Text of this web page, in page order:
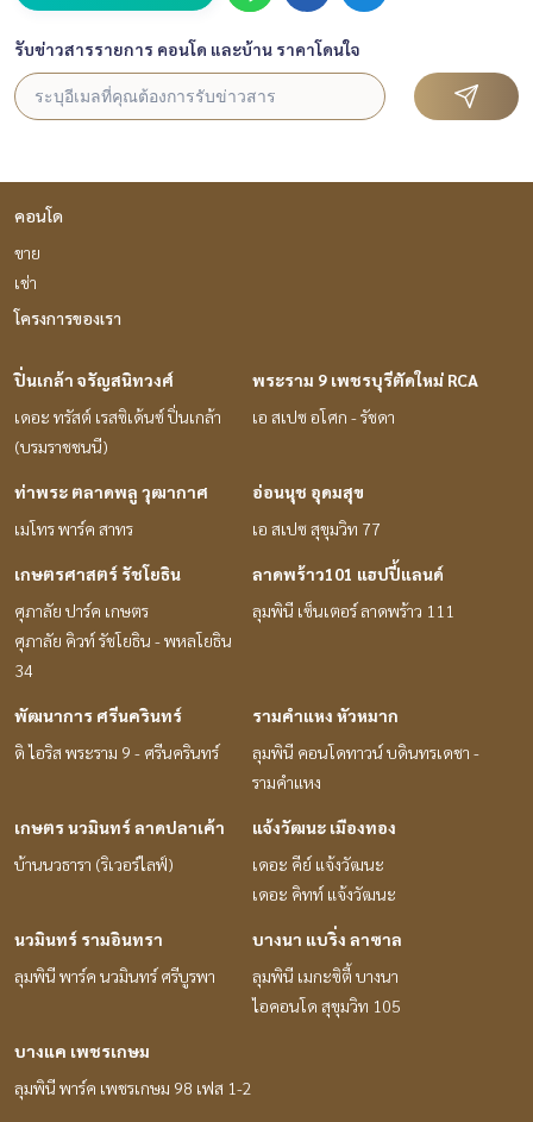
รับข่าวสารรายการ คอนโด และบ้าน ราคาโดนใจ
คอนโด
ขาย
เช่า
โครงการของเรา
ปิ่นเกล้า จรัญสนิทวงศ์
เดอะ ทรัสต์ เรสซิเด้นซ์ ปิ่นเกล้า
(บรมราชชนนี)
พระราม 9 เพชรบุรีตัดใหม่ RCA
เอ สเปซ อโศก - รัชดา
ท่าพระ ตลาดพลู วุฒากาศ
เมโทร พาร์ค สาทร
อ่อนนุช อุดมสุข
เอ สเปซ สุขุมวิท 77
เกษตรศาสตร์ รัชโยธิน
ศุภาลัย ปาร์ค เกษตร
ศุภาลัย คิวท์ รัชโยธิน - พหลโยธิน
34
ลาดพร้าว101 แฮปปี้แลนด์
ลุมพินี เซ็นเตอร์ ลาดพร้าว 111
พัฒนาการ ศรีนครินทร์
ดิ ไอริส พระราม 9 - ศรีนครินทร์
รามคำแหง หัวหมาก
ลุมพินี คอนโดทาวน์ บดินทรเดชา -
รามคำแหง
เกษตร นวมินทร์ ลาดปลาเค้า
บ้านนวธารา (ริเวอร์ไลฟ์)
แจ้งวัฒนะ เมืองทอง
เดอะ คีย์ แจ้งวัฒนะ
เดอะ คิทท์ แจ้งวัฒนะ
นวมินทร์ รามอินทรา
ลุมพินี พาร์ค นวมินทร์ ศรีบูรพา
บางนา แบริ่ง ลาซาล
ลุมพินี เมกะซิตี้ บางนา
ไอคอนโด สุขุมวิท 105
บางแค เพชรเกษม
ลุมพินี พาร์ค เพชรเกษม 98 เฟส 1-2